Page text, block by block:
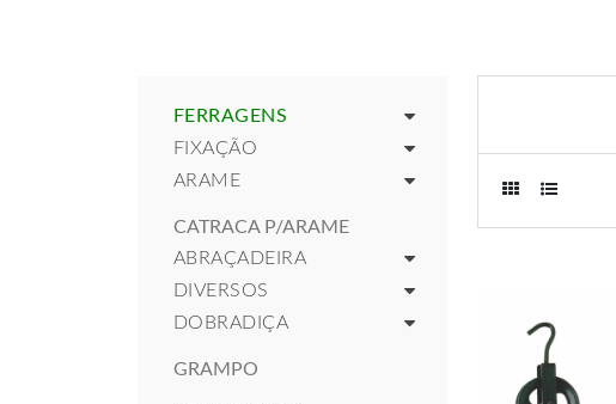
FERRAGENS
FIXAÇÃO
ARAME
CATRACA P/ARAME
ABRAÇADEIRA
DIVERSOS
DOBRADIÇA
GRAMPO